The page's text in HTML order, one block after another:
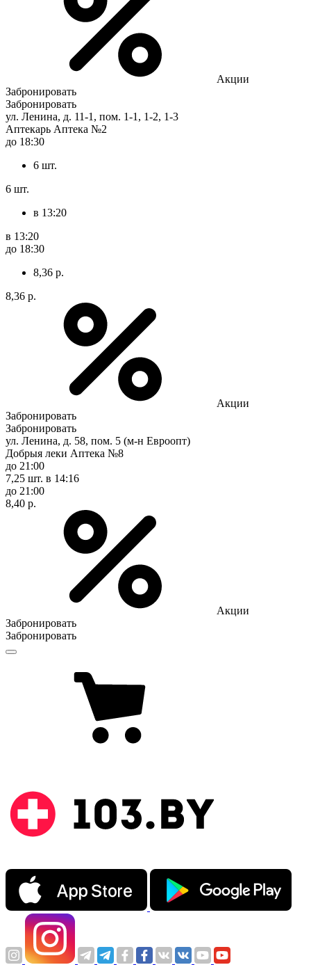
Акции
Забронировать
Забронировать
ул. Ленина, д. 11-1, пом. 1-1, 1-2, 1-3
Аптекарь Аптека №2
до 18:30
6 шт.
6 шт.
в 13:20
в 13:20
до 18:30
8,36 р.
8,36 р.
Акции
Забронировать
Забронировать
ул. Ленина, д. 58, пом. 5 (м-н Евроопт)
Добрыя леки Аптека №8
до 21:00
7,25 шт. в 14:16
до 21:00
8,40 р.
Акции
Забронировать
Забронировать